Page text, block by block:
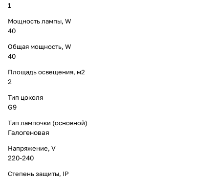
1
Мощность лампы, W
40
Общая мощность, W
40
Площадь освещения, м2
2
Тип цоколя
G9
Тип лампочки (основной)
Галогеновая
Напряжение, V
220-240
Степень защиты, IP